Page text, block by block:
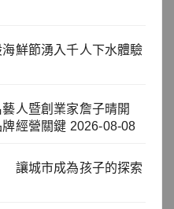
鮮節湧入千人下水體驗
人暨創業家詹子晴開
經營關鍵 2026-08-08
讓城市成為孩子的探索